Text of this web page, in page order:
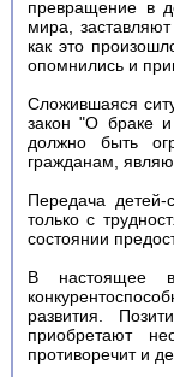
превращение в
мира,
как это
опомнились и
Сложившаяся
закон "О браке и
должно быть
гражданам,
Передача
только с
состоянии
В настоящее
развития.
приобретают
противоречит и